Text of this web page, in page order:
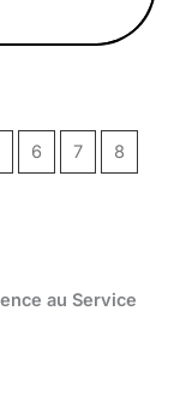
6 7 8
au Service